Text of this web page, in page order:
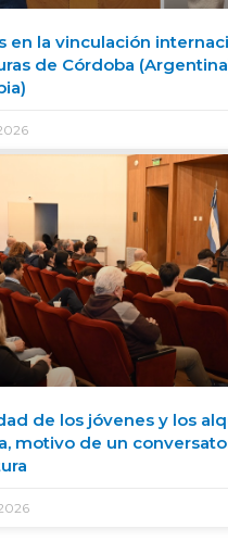
en la vinculación
de Córdoba
de los jóvenes y los
motivo de un